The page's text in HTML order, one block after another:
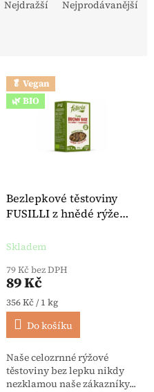
Nejdražší
Nejprodávanější
🥬 Vegan
🌿 BIO
Bezlepkové těstoviny
FUSILLI z hnědé rýže
Skladem
79 Kč bez DPH
89 Kč
Měrná cena:
356 Kč / 1 kg
Do košíku
Naše celozrnné rýžové
těstoviny bez lepku nikdy
nezklamou naše zákazníky...